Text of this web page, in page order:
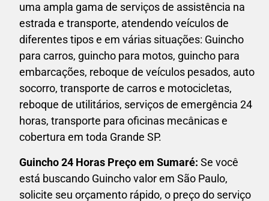
uma ampla gama de serviços de assistência na
estrada e transporte, atendendo veículos de
diferentes tipos e em várias situações: Guincho
para carros, guincho para motos, guincho para
embarcações, reboque de veículos pesados, auto
socorro, transporte de carros e motocicletas,
reboque de utilitários, serviços de emergência 24
horas, transporte para oficinas mecânicas e
cobertura em toda Grande SP.
Guincho 24 Horas Preço em Sumaré: Se você
está buscando Guincho valor em São Paulo,
solicite seu orçamento rápido, o preço do serviço